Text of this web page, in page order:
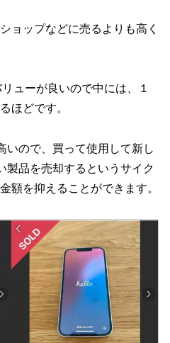
ョップなどに売るよりも高く
ューが良いので中には、１
ほどです。
いので、買って使用して新し
製品を売却するというサイク
額を抑えることができます。